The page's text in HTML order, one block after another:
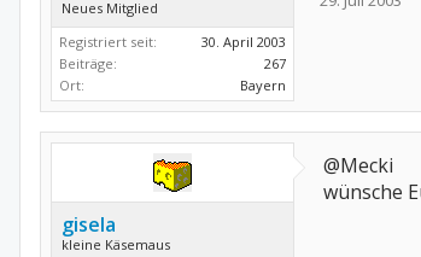
Neues Mitglied
Registriert seit:
30. April 2003
Beiträge:
267
Ort:
Bayern
gisela
kleine Käsemaus
@Mecki
wünsche